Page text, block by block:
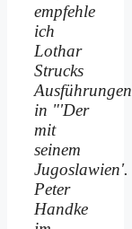
empfehle
ich
Lothar
Strucks
Ausführungen
in "'Der
mit
seinem
Jugoslawien'.
Peter
Handke